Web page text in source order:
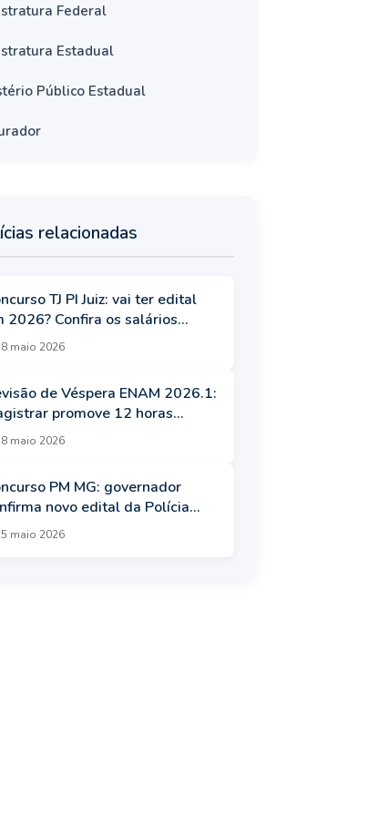
Federal
Estadual
Público Estadual
relacionadas
TJ PI Juiz: vai ter edital
2026? Confira os salários
maio 2026
de Véspera ENAM 2026.1:
promove 12 horas
de preparação gratuita
maio 2026
PM MG: governador
novo edital da Polícia
de Minas Gerais até 2027
maio 2026